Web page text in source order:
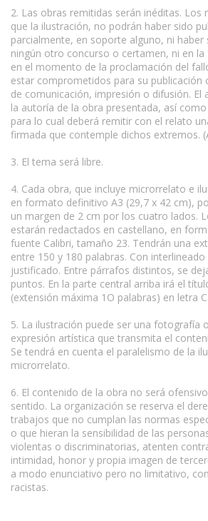
2. Las obras remitidas serán inéditas. Los
que la ilustración, no podrán haber sido
parcialmente, en soporte alguno, ni haber
ningún otro concurso o certamen, ni en la
en el momento de la proclamación del
estar comprometidos para su publicación
de comunicación, impresión o difusión. El
la autoría de la obra presentada, así
para lo cual deberá remitir con el relato
firmada que contemple dichos extremos.
3. El tema será libre.
4. Cada obra, que incluye microrrelato e
en formato definitivo A3 (29,7 x 42 cm),
un margen de 2 cm por los cuatro lados.
estarán redactados en castellano, en
fuente Calibri, tamaño 23. Tendrán una
entre 150 y 180 palabras. Con
justificado. Entre párrafos distintos, se
puntos. En la parte central arriba irá el
(extensión máxima 1O palabras) en letra
5. La ilustración puede ser una fotografía
expresión artística que transmita el
Se tendrá en cuenta el paralelismo de la
microrrelato.
6. El contenido de la obra no será
sentido. La organización se reserva el
trabajos que no cumplan las normas
o que hieran la sensibilidad de las
violentas o discriminatorias, atenten
intimidad, honor y propia imagen de
a modo enunciativo pero no limitativo,
racistas.